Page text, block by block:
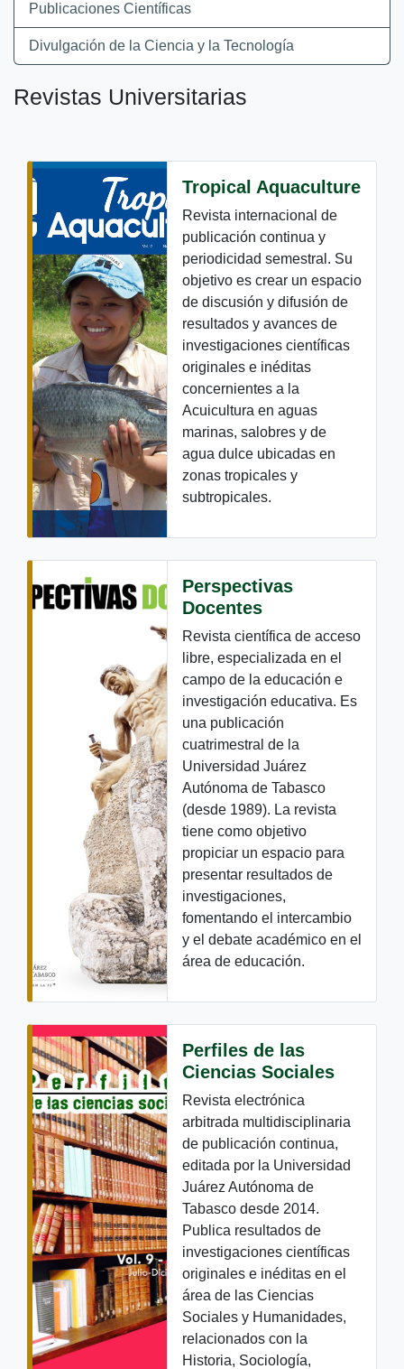
Publicaciones Científicas
Divulgación de la Ciencia y la Tecnología
Revistas Universitarias
Tropical Aquaculture
Revista internacional de
publicación continua y
periodicidad semestral. Su
objetivo es crear un espacio
de discusión y difusión de
resultados y avances de
investigaciones científicas
originales e inéditas
concernientes a la
Acuicultura en aguas
marinas, salobres y de
agua dulce ubicadas en
zonas tropicales y
subtropicales.
Perspectivas
Docentes
Revista científica de acceso
libre, especializada en el
campo de la educación e
investigación educativa. Es
una publicación
cuatrimestral de la
Universidad Juárez
Autónoma de Tabasco
(desde 1989). La revista
tiene como objetivo
propiciar un espacio para
presentar resultados de
investigaciones,
fomentando el intercambio
y el debate académico en el
área de educación.
Perfiles de las
Ciencias Sociales
Revista electrónica
arbitrada multidisciplinaria
de publicación continua,
editada por la Universidad
Juárez Autónoma de
Tabasco desde 2014.
Publica resultados de
investigaciones científicas
originales e inéditas en el
área de las Ciencias
Sociales y Humanidades,
relacionados con la
Historia, Sociología,